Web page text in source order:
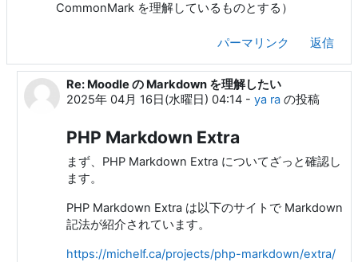
CommonMark を理解しているものとする）
パーマリンク 返信
ya ra への返信
Re: Moodle の Markdown を理解したい
2025年 04月 16日(水曜日) 04:14- ya raの投稿
PHP Markdown Extra
まず、PHP Markdown Extra についてざっと確認し
ます。
PHP Markdown Extra は以下のサイトで Markdown
記法が紹介されています。
https://michelf.ca/projects/php-markdown/extra/